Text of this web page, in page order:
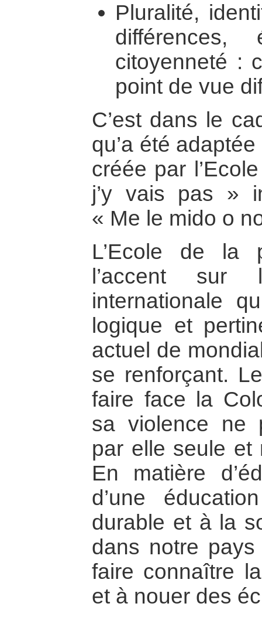
Pluralité,
citoyenneté :
point de vue
C’est dans le
qu’a été
créée par
j’y vais pas »
« Me le mido o
L’Ecole de la
l’accent sur
internationale
logique et
actuel de
se renforçant.
faire face la
sa violence ne
par elle seule et
En matière
d’une
durable et à la
dans notre
faire connaître
et à nouer des